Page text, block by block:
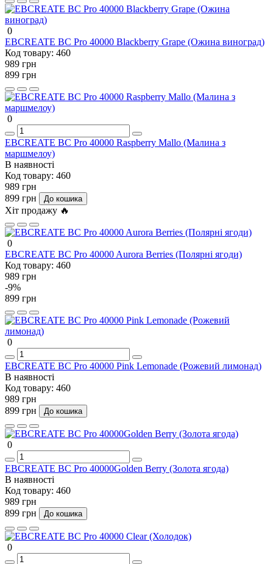
0
EBCREATE BC Pro 40000 Blackberry Grape (Ожина виноград)
Код товару: 460
989 грн
899 грн
0
EBCREATE BC Pro 40000 Raspberry Mallo (Малина з
маршмелоу)
В наявності
Код товару: 460
989 грн
899 грн
До кошика
Хіт продажу 🔥
0
EBCREATE BC Pro 40000 Aurora Berries (Полярні ягоди)
Код товару: 460
989 грн
-9%
899 грн
0
EBCREATE BC Pro 40000 Pink Lemonade (Рожевий лимонад)
В наявності
Код товару: 460
989 грн
899 грн
До кошика
0
EBCREATE BC Pro 40000Golden Berry (Золота ягода)
В наявності
Код товару: 460
989 грн
899 грн
До кошика
0